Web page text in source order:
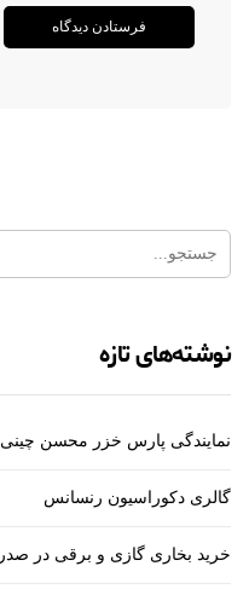
نوشته‌های تازه
نمایندگی پارس خزر محسن چینی
گالری دکوراسیون رنسانس
خرید بخاری گازی و برقی در صدرا